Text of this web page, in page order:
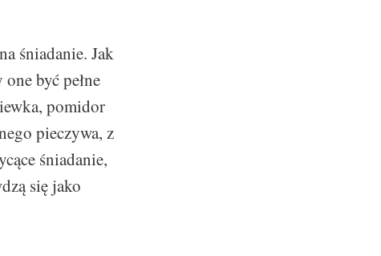
śniadanie. Jak
być pełne
pomidor
pieczywa, z
śniadanie,
się jako